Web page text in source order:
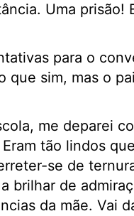
Uma prisão!
para o
sim, mas o
me deparei
tão lindos
se de
brilhar de
da mãe. Vai